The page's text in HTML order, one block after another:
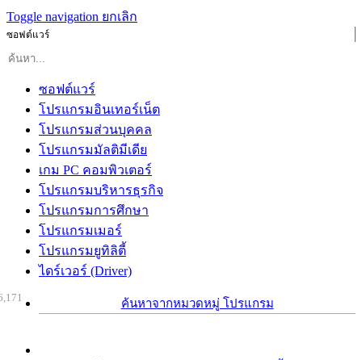
Toggle navigation ยกเลิก
ซอฟต์แวร์
ซอฟต์แวร์
โปรแกรมอินเทอร์เน็ต
โปรแกรมส่วนบุคคล
โปรแกรมมัลติมีเดีย
เกม PC คอมพิวเตอร์
โปรแกรมบริหารธุรกิจ
โปรแกรมการศึกษา
โปรแกรมเมอร์
โปรแกรมยูทิลิตี้
ไดร์เวอร์ (Driver)
ค้นหาจากหมวดหมู่ โปรแกรม